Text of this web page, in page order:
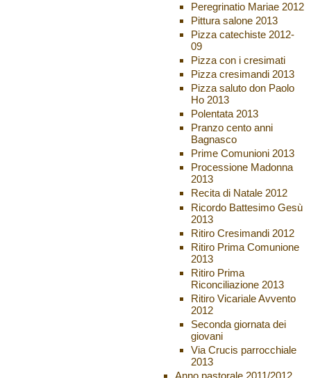
Peregrinatio Mariae 2012
Pittura salone 2013
Pizza catechiste 2012-
09
Pizza con i cresimati
Pizza cresimandi 2013
Pizza saluto don Paolo
Ho 2013
Polentata 2013
Pranzo cento anni
Bagnasco
Prime Comunioni 2013
Processione Madonna
2013
Recita di Natale 2012
Ricordo Battesimo Gesù
2013
Ritiro Cresimandi 2012
Ritiro Prima Comunione
2013
Ritiro Prima
Riconciliazione 2013
Ritiro Vicariale Avvento
2012
Seconda giornata dei
giovani
Via Crucis parrocchiale
2013
Anno pastorale 2011/2012